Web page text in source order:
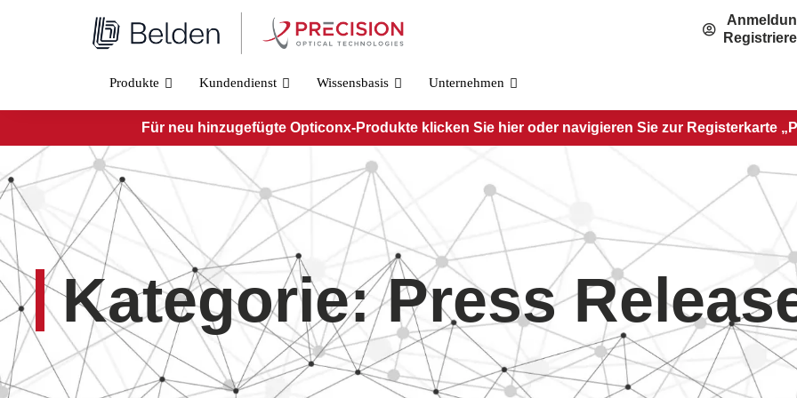
Produkte
OSFP800-Standard
PRE-O800-IB-2DR4
PRE-O800-IB-2VR4
PRE-O800-IB-VR8
Kundendienst Wissensbasis Unternehmen
Für neu hinzugefügte Opticonx-Produkte klicken Sie hier oder navigieren Sie zur Registerkarte
Kategorie: Press